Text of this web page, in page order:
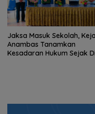
Jaksa Masuk Sekolah,
Anambas Tanamkan
Kesadaran Hukum Sejak